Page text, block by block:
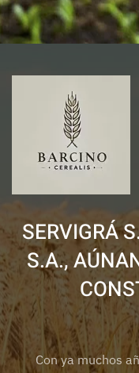
SERVIGRÁ
S.A.,
Con ya muchos